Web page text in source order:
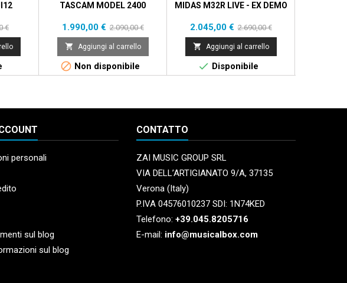
€
TASCAM MODEL 2400
Prezzo
1.990,00 € Prezzo
base
2.090,00 €
 Aggiungi al carrello
 Non disponibile
MIDAS M32R LIVE - EX DEMO
Prezzo
2.045,00 € Prezzo
base
2.690,00 €
 Aggiungi al carrello
 Disponibile
personali
sul blog
sul blog
CONTATTO
ZAI MUSIC GROUP SRL
VIA DELL’ARTIGIANATO 9/A, 37135
Verona (Italy)
P.IVA 04576010237 SDI: 1N74KED
Telefono: +39.045.8205716
E-mail: info@musicalbox.com